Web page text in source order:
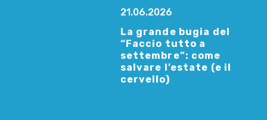
21.06.2026
La grande bugia del
“Faccio tutto a
settembre”: come
salvare l’estate (e il
cervello)